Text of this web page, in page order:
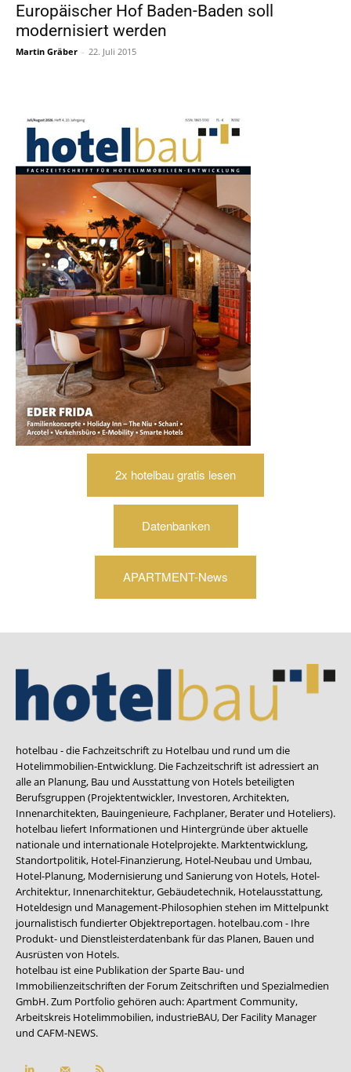
Europäischer Hof Baden-Baden soll
modernisiert werden
Martin Gräber - 22. Juli 2015
2x hotelbau gratis lesen
Datenbanken
APARTMENT-News
hotelbau - die Fachzeitschrift zu Hotelbau und rund um die
Hotelimmobilien-Entwicklung. Die Fachzeitschrift ist adressiert an
alle an Planung, Bau und Ausstattung von Hotels beteiligten
Berufsgruppen (Projektentwickler, Investoren, Architekten,
Innenarchitekten, Bauingenieure, Fachplaner, Berater und Hoteliers).
hotelbau liefert Informationen und Hintergründe über aktuelle
nationale und internationale Hotelprojekte. Marktentwicklung,
Standortpolitik, Hotel-Finanzierung, Hotel-Neubau und Umbau,
Hotel-Planung, Modernisierung und Sanierung von Hotels, Hotel-
Architektur, Innenarchitektur, Gebäudetechnik, Hotelausstattung,
Hoteldesign und Management-Philosophien stehen im Mittelpunkt
journalistisch fundierter Objektreportagen. hotelbau.com - Ihre
Produkt- und Dienstleisterdatenbank für das Planen, Bauen und
Ausrüsten von Hotels.
hotelbau ist eine Publikation der Sparte Bau- und
Immobilienzeitschriften der Forum Zeitschriften und Spezialmedien
GmbH. Zum Portfolio gehören auch:Apartment Community,
Arbeitskreis Hotelimmobilien, industrieBAU, Der Facility Manager
und CAFM-NEWS.